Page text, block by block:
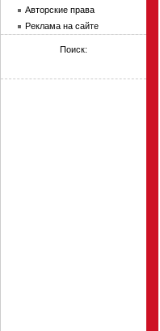
Авторские права
Реклама на сайте
Поиск: